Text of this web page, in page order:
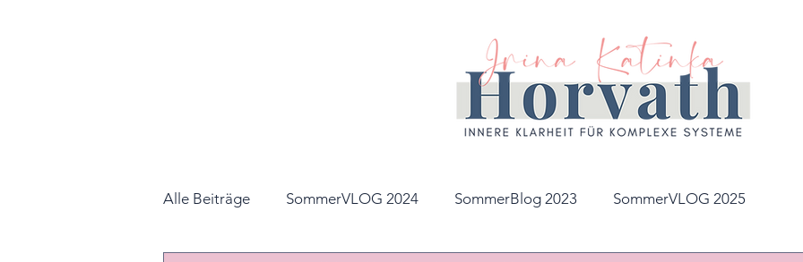
Alle Beiträge SommerVLOG 2024 SommerBlog 2023 SommerVLOG 2025